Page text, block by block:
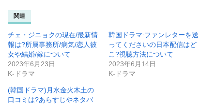
関連
チェ・ジニョクの現在/最新情
報は?所属事務所/病気/恋人彼
女や結婚/嫁について
2023年6月23日
K-ドラマ
韓国ドラマ:ファンレターを送
ってくださいの日本配信はど
こ?視聴方法について
2023年6月14日
K-ドラマ
(韓国ドラマ)月水金火木土の
口コミは?あらすじやネタバ